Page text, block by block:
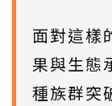
面對這樣
果與生態
種族群突